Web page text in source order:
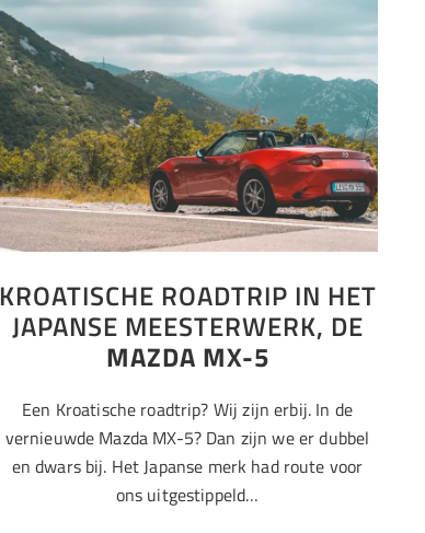
KROATISCHE ROADTRIP IN HET
JAPANSE MEESTERWERK, DE
MAZDA MX-5
Een Kroatische roadtrip? Wij zijn erbij. In de
vernieuwde Mazda MX-5? Dan zijn we er dubbel
en dwars bij. Het Japanse merk had route voor
ons uitgestippeld…